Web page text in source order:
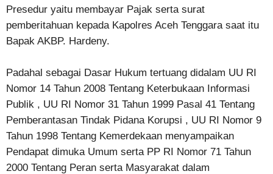
Presedur yaitu membayar Pajak serta surat
pemberitahuan kepada Kapolres Aceh Tenggara saat itu
Bapak AKBP. Hardeny.
Padahal sebagai Dasar Hukum tertuang didalam UU RI
Nomor 14 Tahun 2008 Tentang Keterbukaan Informasi
Publik , UU RI Nomor 31 Tahun 1999 Pasal 41 Tentang
Pemberantasan Tindak Pidana Korupsi , UU RI Nomor 9
Tahun 1998 Tentang Kemerdekaan menyampaikan
Pendapat dimuka Umum serta PP RI Nomor 71 Tahun
2000 Tentang Peran serta Masyarakat dalam